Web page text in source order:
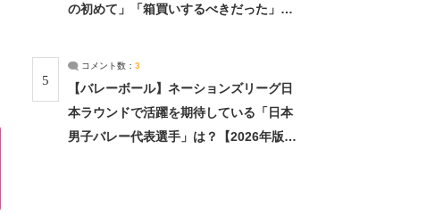
の初めて」「箱買いするべきだった」
5
コメント数： 3
【バレーボール】ネーションズリーグ日
本ラウンドで活躍を期待している「日本
男子バレー代表選手」は？【2026年版・